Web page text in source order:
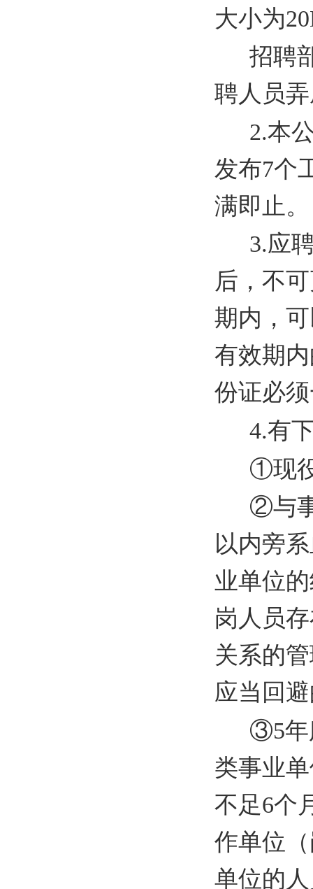
大小为
招聘
聘人员
2.本
发布7个
满即止。
3.应
后，不
期内，
有效期
份证必
4.有
①现
②与
以内旁
业单位
岗人员
关系的
应当回
③5年
类事业
不足6个
作单位
单位的